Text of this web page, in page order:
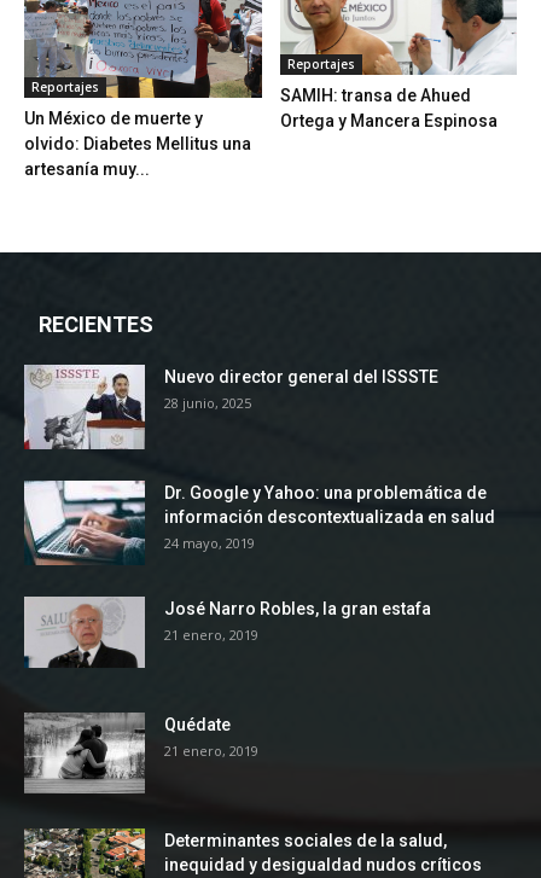
Reportajes
Un México de muerte y
olvido: Diabetes Mellitus una
artesanía muy...
Reportajes
SAMIH: transa de Ahued
Ortega y Mancera Espinosa
RECIENTES
Nuevo director general del ISSSTE
28 junio, 2025
Dr. Google y Yahoo: una problemática de
información descontextualizada en salud
24 mayo, 2019
José Narro Robles, la gran estafa
21 enero, 2019
Quédate
21 enero, 2019
Determinantes sociales de la salud,
inequidad y desigualdad nudos críticos